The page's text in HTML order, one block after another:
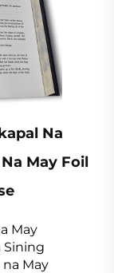
Na
May Foil
May
Sining
na May